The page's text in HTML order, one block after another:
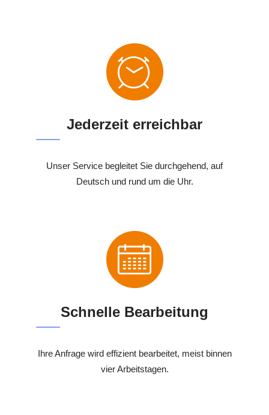
Jederzeit erreichbar
Unser Service begleitet Sie durchgehend, auf
Deutsch und rund um die Uhr.
Schnelle Bearbeitung
Ihre Anfrage wird effizient bearbeitet, meist binnen
vier Arbeitstagen.